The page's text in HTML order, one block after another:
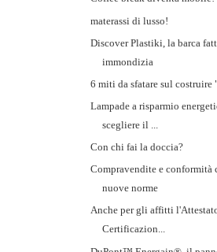
materassi di lusso!
Discover Plastiki, la barca
immondizia
6 miti da sfatare sul costruire
Lampade a risparmio
scegliere il ...
Con chi fai la doccia?
Compravendite e conformità
nuove norme
Anche per gli affitti
Certificazion...